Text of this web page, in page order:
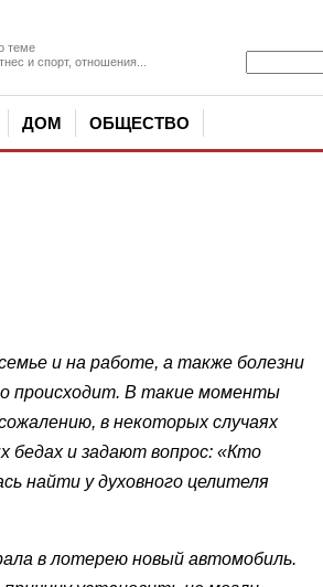
теме
и спорт, отношения...
ДОМ ОБЩЕСТВО
и на работе, а также болезни
происходит. В такие моменты
в некоторых случаях
бедах и задают вопрос: «Кто
найти у духовного целителя
в лотерею новый автомобиль.